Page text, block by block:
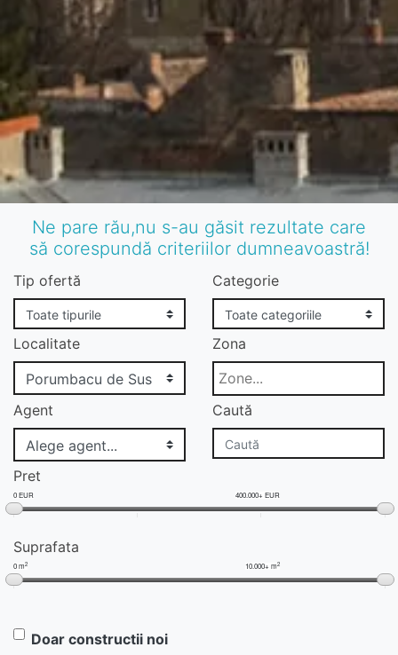
Ne pare rău,nu s-au găsit rezultate care
să corespundă criteriilor dumneavoastră!
Tip ofertă Categorie
Localitate Zona
Agent Caută
Pret
0 EUR 400.000+ EUR
Suprafata
0 m2 10.000+ m2
Doar constructii noi